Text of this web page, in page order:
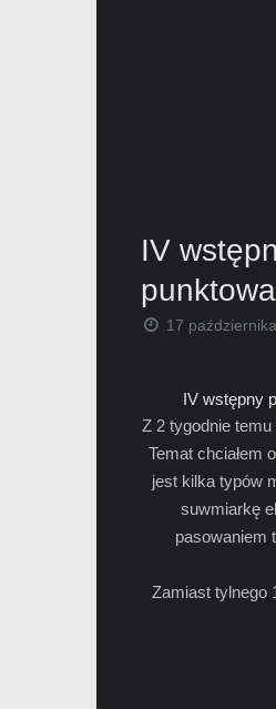
IV
17
IV wstępny
Z 2 tygodnie
Temat chciałem
jest kilka typów
suwmiarkę
pasowaniem
Zamiast tylnego